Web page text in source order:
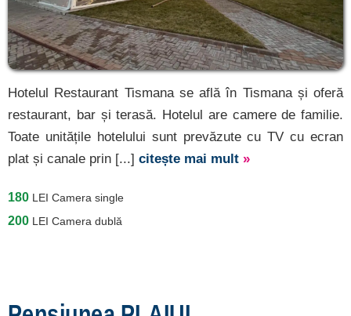
Hotelul Restaurant Tismana se află în Tismana și oferă
restaurant, bar și terasă. Hotelul are camere de familie.
Toate unitățile hotelului sunt prevăzute cu TV cu ecran
plat și canale prin [...] citește mai mult »
180 LEI Camera single
200 LEI Camera dublă